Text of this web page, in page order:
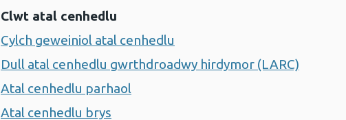
Clwt atal cenhedlu
Cylch geweiniol atal cenhedlu
Dull atal cenhedlu gwrthdroadwy hirdymor (LARC)
Atal cenhedlu parhaol
Atal cenhedlu brys